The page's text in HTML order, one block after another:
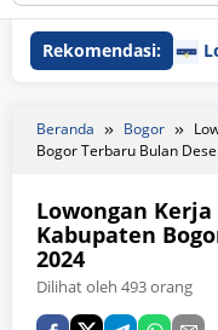
Rekomendasi:
Beranda Bogor
Bogor Terbaru Bulan
Lowongan
Kabupaten
2024
Dilihat oleh 493 orang